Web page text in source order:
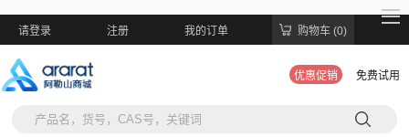
请登录 注册 我的订单 购物车 (0)
优惠促销 免费试用